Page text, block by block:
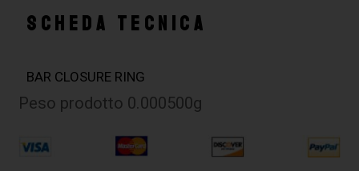
SCHEDA TECNICA
BAR CLOSURE RING
Peso prodotto 0.000500g